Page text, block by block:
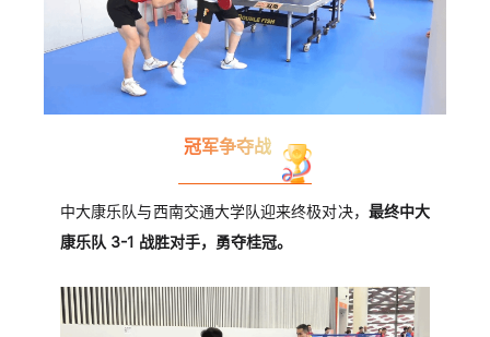
冠军争夺战
中大康乐队与西南交通大学队迎来终极对决， 最终中大
康乐队 3-1 战胜对手，勇夺桂冠。